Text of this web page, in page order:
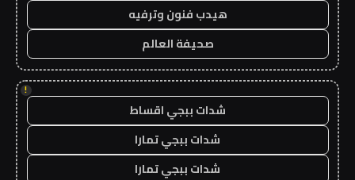
هيدب فنون وترفيه
صحيفة العالم
!
شدات ببجي اقساط
شدات ببجي تمارا
شدات ببجي تمارا